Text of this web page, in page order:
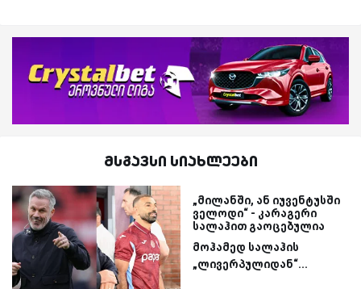
მსგავსი სიახლეები
„მილანში, ან იუვენტუსში
ველოდი“ - კარაგერი
სალაჰით გაოცებულია
მოჰამედ სალაჰის
„ლივერპულიდან“...